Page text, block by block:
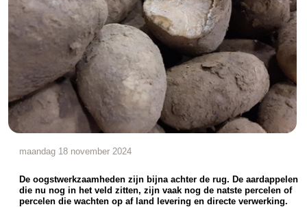
maandag 18 november 2024
De oogstwerkzaamheden zijn bijna achter de rug. De aardappelen
die nu nog in het veld zitten, zijn vaak nog de natste percelen of
percelen die wachten op af land levering en directe verwerking.